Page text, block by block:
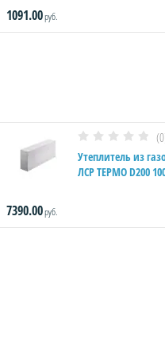
1091.00руб.
Утеплитель из
ЛСР ТЕРМО D200
7390.00руб.